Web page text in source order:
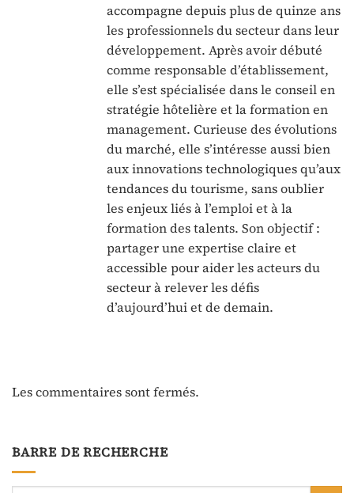
accompagne depuis plus de quinze ans
les professionnels du secteur dans leur
développement. Après avoir débuté
comme responsable d’établissement,
elle s’est spécialisée dans le conseil en
stratégie hôtelière et la formation en
management. Curieuse des évolutions
du marché, elle s’intéresse aussi bien
aux innovations technologiques qu’aux
tendances du tourisme, sans oublier
les enjeux liés à l’emploi et à la
formation des talents. Son objectif :
partager une expertise claire et
accessible pour aider les acteurs du
secteur à relever les défis
d’aujourd’hui et de demain.
Les commentaires sont fermés.
BARRE DE RECHERCHE